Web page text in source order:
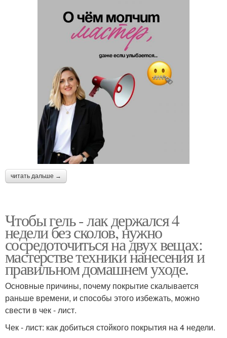
читать дальше →
Чтобы гель - лак держался 4
недели без сколов, нужно
сосредоточиться на двух вещах:
мастерстве техники нанесения и
правильном домашнем уходе.
Основные причины, почему покрытие скалывается
раньше времени, и способы этого избежать, можно
свести в чек - лист.
Чек - лист: как добиться стойкого покрытия на 4 недели.